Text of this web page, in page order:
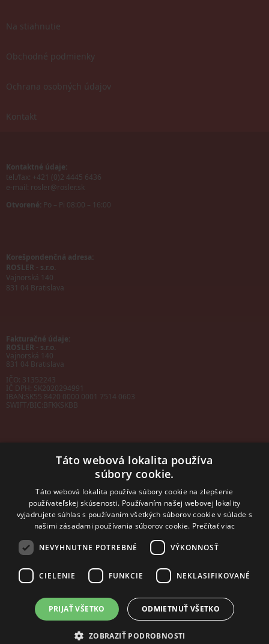
Na stiahnutie
Obchodné podmienky
Ochrana osobných údajov
Kontakt
Kontaktné údaje:
tel./fax: +421 (0)2 4445 6436
e-mail: rosler@rosler.sk
Otvorené: Po – Pi 08:00 – 16:00
Korešpondenčná adresa:
ROSLER - s.r.o.
Vajnorská 140
831 04 Bratislava
Fakturačné údaje:
ROSLER - s.r.o.
Vajnorská 140
831 04 Bratislava
IČO: 31352243
IČ DPH: SK2020294991
IBAN:SK55 8420 0000 0001 7514 0603
SWIFT/BIC:BFKKSKBB
sales@rosler.sk
Regionálni zástupcovia
Západ a stred:
+421 903 728 402
Východ
mobil: +421 901 728 409
2014 - 2026 © ROSLER s.r.o.
Tvorba web stránok
aredakčný systém odAlejTech, spol. s r.o.
Táto webová lokalita používa
súbory cookie.
Táto webová lokalita používa súbory cookie na zlepšenie
používateľskej skúsenosti. Používaním našej webovej lokality
vyjadrujete súhlas s používaním všetkých súborov cookie v súlade s
našimi zásadami používania súborov cookie. Prečítať viac
NEVYHNUTNE POTREBNÉ VÝKONNOSŤ
CIELENIE FUNKCIE NEKLASIFIKOVANÉ
PRIJAŤ VŠETKO ODMIETNUŤ VŠETKO
ZOBRAZIŤ PODROBNOSTI